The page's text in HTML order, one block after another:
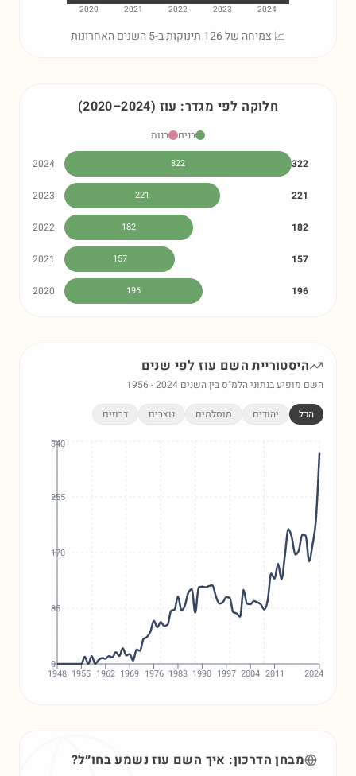
2024
2023
2022
2021
2020
📈 צמיחה של 126 תינוקות ב-5 השנים האחרונות
חלוקה לפי מגדר: עוז (2020–2024)
בנים
בנות
2024
322 322
2023 221 221
2022 182 182
2021 157 157
2020 196 196
היסטוריית השם עוזלפי שנים
השם מופיע בנתוני הלמ"ס בין השנים 1956 -2024
הכל יהודים מוסלמים נוצרים דרוזים
1948 1955 1962 1969 1976 1983 1990 1997 2004 2011 2024
0
85
170
255
340
מבחן הדרכון: איך השם עוזנשמע בחו״ל?